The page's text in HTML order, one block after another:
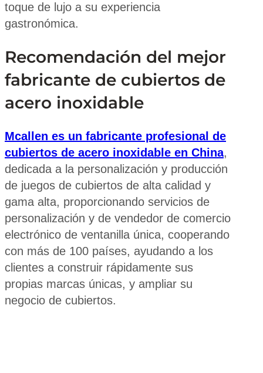
toque de lujo a su experiencia
gastronómica.
Recomendación del mejor
fabricante de cubiertos de
acero inoxidable
Mcallen es un fabricante profesional de
cubiertos de acero inoxidable en China,
dedicada a la personalización y producción
de juegos de cubiertos de alta calidad y
gama alta, proporcionando servicios de
personalización y de vendedor de comercio
electrónico de ventanilla única, cooperando
con más de 100 países, ayudando a los
clientes a construir rápidamente sus
propias marcas únicas, y ampliar su
negocio de cubiertos.